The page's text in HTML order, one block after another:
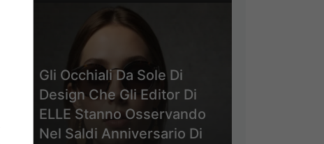
Gli Occhiali Da Sole Di
Design Che Gli Editor Di
ELLE Stanno Osservando
Nel Saldi Anniversario Di